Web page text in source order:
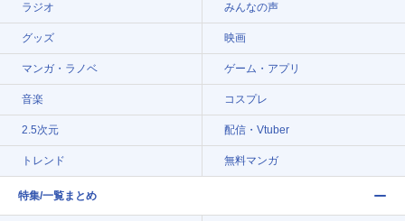
ラジオ みんなの声
グッズ 映画
マンガ・ラノベ ゲーム・アプリ
音楽 コスプレ
2.5次元 配信・Vtuber
トレンド 無料マンガ
特集/一覧まとめ